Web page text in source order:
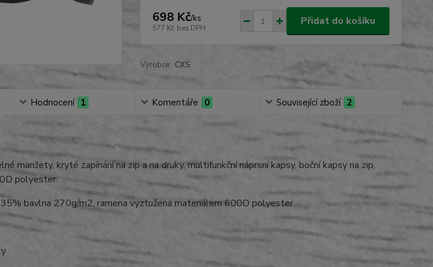
698 Kč/ks
577 Kč bez DPH
Přidat do košíku
Výrobce: CXS
Hodnocení 1 Komentáře 0 Související zboží 2
manžety, kryté zapínání na zip a na druky, multifunkční náprsní kapsy, boční kapsy na zip,
polyester.
bavlna 270g/m2, ramena vyztužena materiálem 600D polyester